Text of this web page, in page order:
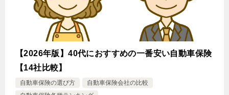
【2026年版】40代におすすめの一番安い自動車保険
【14社比較】
自動車保険の選び方
自動車保険会社の比較